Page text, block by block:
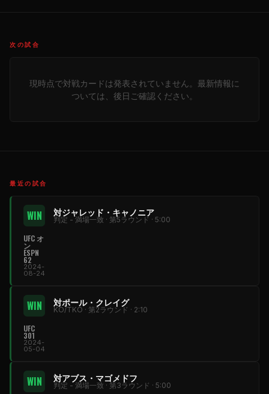
次の試合
現時点で対戦カードは発表されていません。最新情報に
ついては、後日ご確認ください。
最近の試合
WIN 対ジャレッド・キャノニア
判定 - 満場一致 · 第5ラウンド · 5:00
UFC オ
ン
ESPN
62
2024-
08-24
WIN 対ポール・クレイグ
KO/TKO · 第2ラウンド · 2:10
UFC
301
2024-
05-04
WIN 対アブス・マゴメドフ
判定 - 満場一致 · 第3ラウンド · 5:00